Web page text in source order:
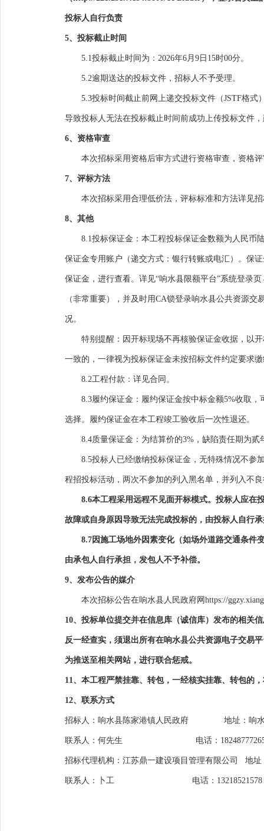
投标人自行负责
5、投标截止时间
5.1投标截止时间为： 2026年6月 9 日 15时00分。
5.2逾期送达的投标文件，招标人不予受理。
5.3投标时间截止前网上递交投标文件（JSTF格式
导致投标人无法在投标截止时间前成功上传投标文件
6、资格审查
本次招标采用资格后审方式进行资格审查，资格
7、评标方法
本次招标采用合理低价法，评标标准和方法详见
8、其他
8.1投标保证金：本工程投标保证金数额为人民币
保证金专用账户（递交方式：银行转账或电汇）。保
保证金，进行查看。详见“响水县限额平台”系统登录
（非常重要），并及时用CA锁登录响水县公共资源交
况。
特别提醒：因开标现场不再核验保证金收据，以
一致的，一律视为投标保证金未按招标文件约定要求
8.2工程付款：详见合同。
8.3履约保证金：履约保证金按中标金额5%收取
选择。履约保证金在本工程竣工验收后一次性退还。
8.4质量保证金：为结算价的3%，缺陷责任期为贰
8.5投标人已经缴纳投标保证金，无特殊情况不参
程招投标活动，两次不参加的列入黑名单，并列入不
8.6本工程采用远程不见面开标模式。投标人应在
故障或自身原因导致无法完成投标的，由投标人自行
8.7因施工场地外因素变化（如场外道路交通条件
由承包人自行承担，发包人不予补偿。
9、发布公告的媒介
本次招标公告在响水县人民政府网https://
10、投标单位提交并在信息库（诚信库）发布的相关
反一经查实，须退出所有在响水县公共资源电子交易
为推送至相关网站，进行联合惩戒。
11、本工程严禁挂靠、转包，一经核实挂靠、转包的
12、联系方式
招标人： 响水县陈家港镇人民政府 地址：响
联系人： 何先生 电话：
招标代理机构： 江苏鼎一建设项目管理有限公司 地址
联系人： 卜工 电话： 13218521578